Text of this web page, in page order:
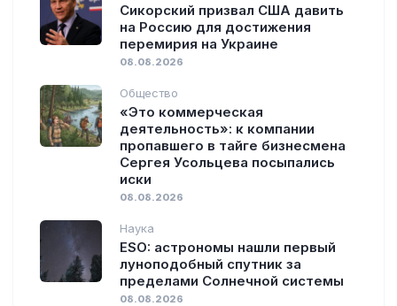
Сикорский призвал США давить
на Россию для достижения
перемирия на Украине
08.08.2026
Общество
«Это коммерческая
деятельность»: к компании
пропавшего в тайге бизнесмена
Сергея Усольцева посыпались
иски
08.08.2026
Наука
ESO: астрономы нашли первый
луноподобный спутник за
пределами Солнечной системы
08.08.2026